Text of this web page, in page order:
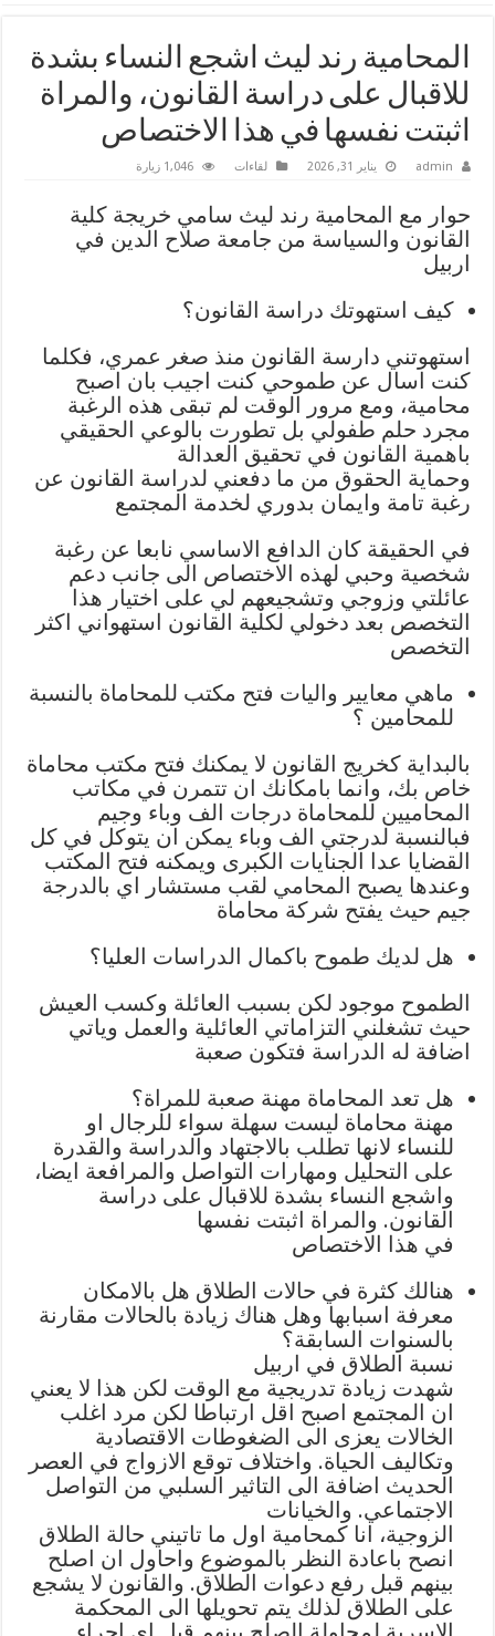
المحامية رند ليث اشجع النساء بشدة
للاقبال على دراسة القانون، والمراة
اثبتت نفسها في هذا الاختصاص
admin يناير 31, 2026 لقاءات 1,046 زيارة
حوار مع المحامية رند ليث سامي خريجة كلية
القانون والسياسة من جامعة صلاح الدين في
اربيل
كيف استهوتك دراسة القانون؟
استهوتني دارسة القانون منذ صغر عمري، فكلما
كنت اسال عن طموحي كنت اجيب بان اصبح
محامية، ومع مرور الوقت لم تبقى هذه الرغبة
مجرد حلم طفولي بل تطورت بالوعي الحقيقي
باهمية القانون في تحقيق العدالة
وحماية الحقوق من ما دفعني لدراسة القانون عن
رغبة تامة وايمان بدوري لخدمة المجتمع
في الحقيقة كان الدافع الاساسي نابعا عن رغبة
شخصية وحبي لهذه الاختصاص الى جانب دعم
عائلتي وزوجي وتشجيعهم لي على اختيار هذا
التخصص بعد دخولي لكلية القانون استهواني اكثر
التخصص
ماهي معايير واليات فتح مكتب للمحاماة بالنسبة
للمحامين ؟
بالبداية كخريج القانون لا يمكنك فتح مكتب محاماة
خاص بك، وانما بامكانك ان تتمرن في مكاتب
المحاميين للمحاماة درجات الف وباء وجيم
فبالنسبة لدرجتي الف وباء يمكن ان يتوكل في كل
القضايا عدا الجنايات الكبرى ويمكنه فتح المكتب
وعندها يصبح المحامي لقب مستشار اي بالدرجة
جيم حيث يفتح شركة محاماة
هل لديك طموح باكمال الدراسات العليا؟
الطموح موجود لكن بسبب العائلة وكسب العيش
حيث تشغلني التزاماتي العائلية والعمل وياتي
اضافة له الدراسة فتكون صعبة
هل تعد المحاماة مهنة صعبة للمراة؟
مهنة محاماة ليست سهلة سواء للرجال او
للنساء لانها تطلب بالاجتهاد والدراسة والقدرة
على التحليل ومهارات التواصل والمرافعة ايضا،
واشجع النساء بشدة للاقبال على دراسة
القانون. والمراة اثبتت نفسها
في هذا الاختصاص
هنالك كثرة في حالات الطلاق هل بالامكان
معرفة اسبابها وهل هناك زيادة بالحالات مقارنة
بالسنوات السابقة؟
نسبة الطلاق في اربيل
شهدت زيادة تدريجية مع الوقت لكن هذا لا يعني
ان المجتمع اصبح اقل ارتباطا لكن مرد اغلب
الخالات يعزى الى الضغوطات الاقتصادية
وتكاليف الحياة. واختلاف توقع الازواج في العصر
الحديث اضافة الى التاثير السلبي من التواصل
الاجتماعي. والخيانات
الزوجية، انا كمحامية اول ما تاتيني حالة الطلاق
انصح باعادة النظر بالموضوع واحاول ان اصلح
بينهم قبل رفع دعوات الطلاق. والقانون لا يشجع
على الطلاق لذلك يتم تحويلها الى المحكمة